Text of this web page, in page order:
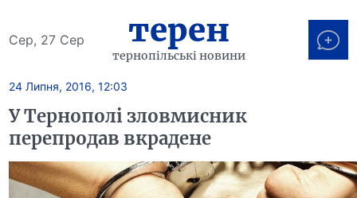
Сер, 27 Сер терен
тернопільські новини
24 Липня, 2016, 12:03
У Тернополі зловмисник
перепродав вкрадене